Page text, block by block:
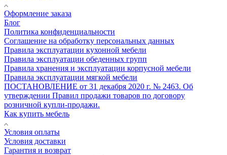
Оформление заказа
Блог
Политика конфиденциальности
Соглашение на обработку персональных данных
Правила эксплуатации кухонной мебели
Правила эксплуатации обеденных групп
Правила хранения и эксплуатации корпусной мебели
Правила эксплуатации мягкой мебели
ПОСТАНОВЛЕНИЕ от 31 декабря 2020 г. № 2463. Об
утверждении Правил продажи товаров по договору
розничной купли-продажи.
Как купить мебель
Условия оплаты
Условия доставки
Гарантия и возврат